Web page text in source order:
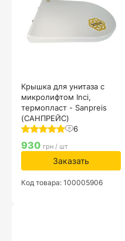
Крышка для унитаза с
микролифтом Inci,
термопласт - Sanpreis
(САНПРЕЙС)
6
930 грн / шт
Заказать
Код товара: 100005906